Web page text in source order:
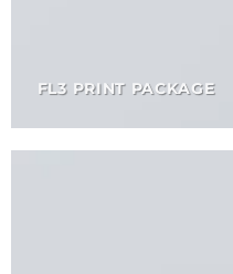
FL3 PRINT PACKAGE